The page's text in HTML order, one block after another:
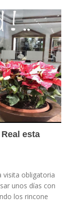
esta
visita obligatoria
unos días con
los rincone